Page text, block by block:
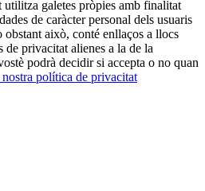
galetes pròpies amb finalitat
de caràcter personal dels usuaris
obstant això, conté enllaços a llocs
privacitat alienes a la de la
podrà decidir si accepta o no quan
política de privacitat